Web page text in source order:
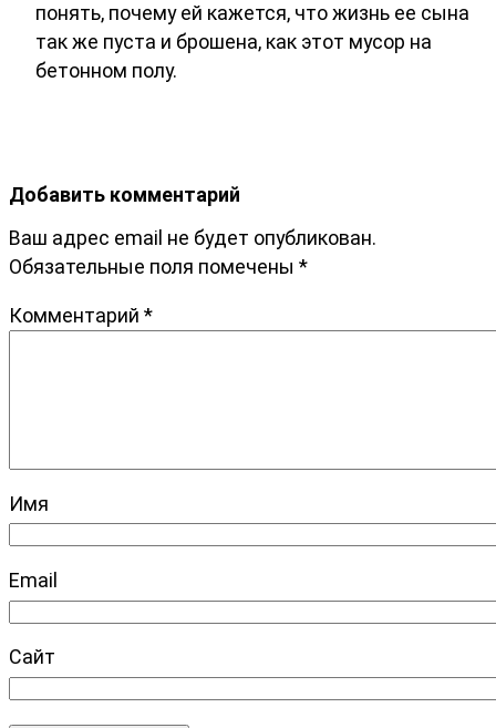
понять, почему ей кажется, что жизнь ее сына
так же пуста и брошена, как этот мусор на
бетонном полу.
Добавить комментарий
Ваш адрес email не будет опубликован.
Обязательные поля помечены *
Комментарий *
Имя
Email
Сайт